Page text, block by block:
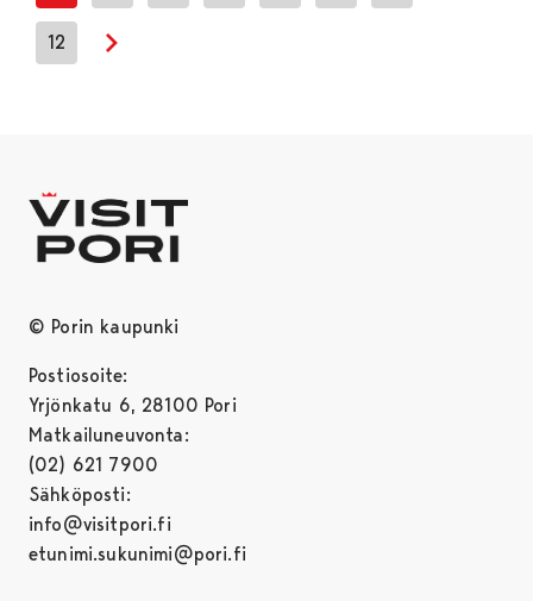
12
© Porin kaupunki
Postiosoite:
Yrjönkatu 6, 28100 Pori
Matkailuneuvonta:
(02) 621 7900
Sähköposti:
info@visitpori.fi
etunimi.sukunimi@pori.fi